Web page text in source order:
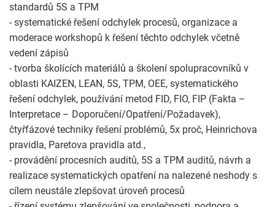
standardů 5S a TPM
- systematické řešení odchylek procesů, organizace a
moderace workshopů k řešení těchto odchylek včetně
vedení zápisů
- tvorba školících materiálů a školení spolupracovníků v
oblasti KAIZEN, LEAN, 5S, TPM, OEE, systematického
řešení odchylek, používání metod FID, FIO, FIP (Fakta –
Interpretace – Doporučení/Opatření/Požadavek),
čtyřfázové techniky řešení problémů, 5x proč, Heinrichova
pravidla, Paretova pravidla atd.,
- provádění procesních auditů, 5S a TPM auditů, návrh a
realizace systematických opatření na nalezené neshody s
cílem neustále zlepšovat úroveň procesů